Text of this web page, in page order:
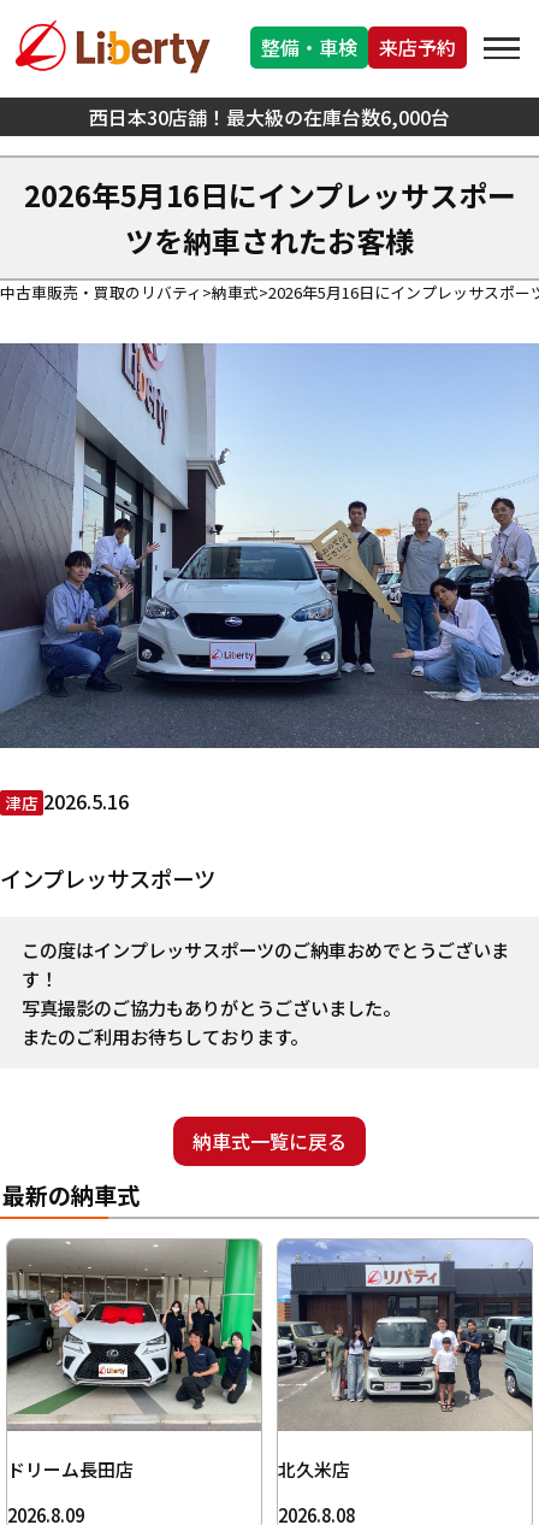
西日本30店舗！最大級の在庫台数6,000台
整備・車検 来店予約
2026年5月16日にインプレッサスポー
ツを納車されたお客様
中古車販売・買取のリバティ 納車式 2026年5月16日にインプレッサスポー
津店 2026.5.16
インプレッサスポーツ
この度はインプレッサスポーツのご納車おめでとうございま
す！
写真撮影のご協力もありがとうございました。
またのご利用お待ちしております。
納車式一覧に戻る
最新の納車式
ドリーム長田店
2026.8.09
北久米店
2026.8.08